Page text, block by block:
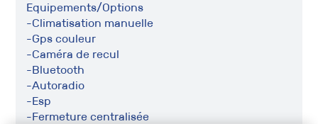
Equipements/Options
-Climatisation manuelle
-Gps couleur
-Caméra de recul
-Bluetooth
-Autoradio
-Esp
-Fermeture centralisée